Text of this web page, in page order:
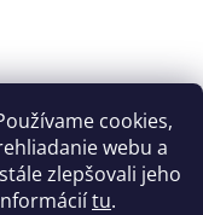
cookies,
webu a
zlepšovali jeho
tu.